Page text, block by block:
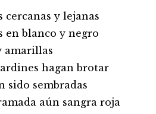
y lejanas
en blanco y negro
amarillas
hagan brotar
sido sembradas
aún sangra roja